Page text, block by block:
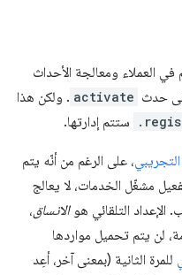
ومعالجة الأحداث
activate . ولكن هذا
ستتم إدارتها.
، على الرغم من أنّه يتم
الخدمات، لا يعالج
التلقائي هو الاتساق،
يتم تحميل مواردها
الثانية (بمعنى آخر، أعِد